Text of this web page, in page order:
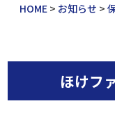
HOME> お知らせ >
ほけフ